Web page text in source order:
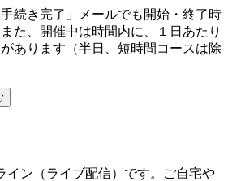
続き完了」メールでも開始・終了時
た、開催中は時間内に、１日あたり
あります（半日、短時間コースは除
イン（ライブ配信）です。ご自宅や